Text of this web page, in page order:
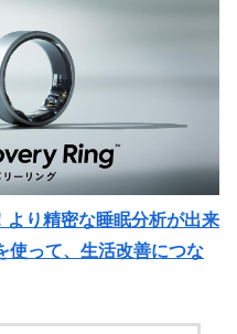
り精密な睡眠分析が出来
って、生活改善につな